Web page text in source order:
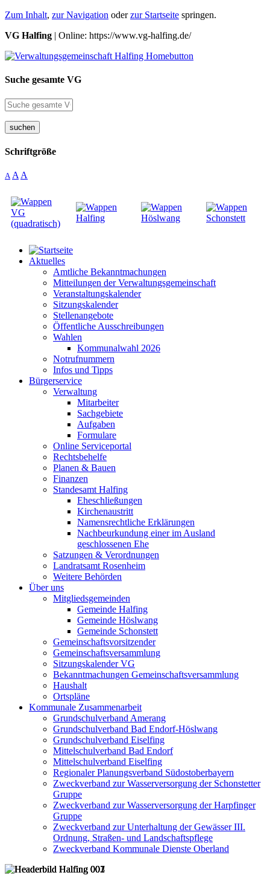
Zum Inhalt, zur Navigation oderzur Startseite springen.
VG Halfing | Online: https://www.vg-halfing.de/
Suche gesamte VG
suchen
Schriftgröße
A A A
Aktuelles
Amtliche Bekanntmachungen
Mitteilungen der Verwaltungsgemeinschaft
Veranstaltungskalender
Sitzungskalender
Stellenangebote
Öffentliche Ausschreibungen
Wahlen
Kommunalwahl 2026
Notrufnummern
Infos und Tipps
Bürgerservice
Verwaltung
Mitarbeiter
Sachgebiete
Aufgaben
Formulare
Online Serviceportal
Rechtsbehelfe
Planen & Bauen
Finanzen
Standesamt Halfing
Eheschließungen
Kirchenaustritt
Namensrechtliche Erklärungen
Nachbeurkundung einer im Ausland
geschlossenen Ehe
Satzungen & Verordnungen
Landratsamt Rosenheim
Weitere Behörden
Über uns
Mitgliedsgemeinden
Gemeinde Halfing
Gemeinde Höslwang
Gemeinde Schonstett
Gemeinschaftsvorsitzender
Gemeinschaftsversammlung
Sitzungskalender VG
Bekanntmachungen Gemeinschaftsversammlung
Haushalt
Ortspläne
Kommunale Zusammenarbeit
Grundschulverband Amerang
Grundschulverband Bad Endorf-Höslwang
Grundschulverband Eiselfing
Mittelschulverband Bad Endorf
Mittelschulverband Eiselfing
Regionaler Planungsverband Südostoberbayern
Zweckverband zur Wasserversorgung der Schonstetter
Gruppe
Zweckverband zur Wasserversorgung der Harpfinger
Gruppe
Zweckverband zur Unterhaltung der Gewässer III.
Ordnung, Straßen- und Landschaftspflege
Zweckverband Kommunale Dienste Oberland